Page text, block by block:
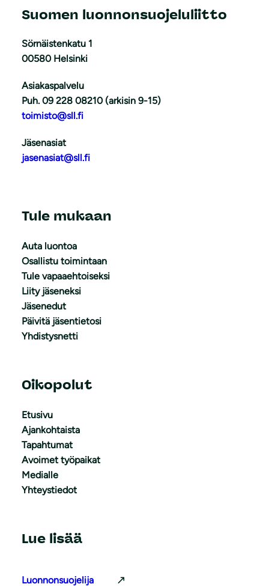
Suomen luonnonsuojeluliitto
Sörnäistenkatu 1
00580 Helsinki
Asiakaspalvelu
Puh. 09 228 08210 (arkisin 9-15)
toimisto@sll.fi
Jäsenasiat
jasenasiat@sll.fi
Tule mukaan
Auta luontoa
Osallistu toimintaan
Tule vapaaehtoiseksi
Liity jäseneksi
Jäsenedut
Päivitä jäsentietosi
Yhdistysnetti
Oikopolut
Etusivu
Ajankohtaista
Tapahtumat
Avoimet työpaikat
Medialle
Yhteystiedot
Lue lisää
Luonnonsuojelija